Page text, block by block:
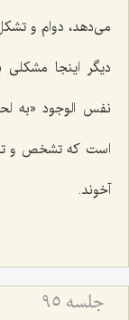
مى‌دهد، دوام و
دیگر اینجا
نفس الوجود «به
است كه تشخص و
آخوند.
جلسه ۹۵